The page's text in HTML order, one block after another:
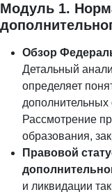
Модуль 1.
Обзор
Детальный
определяет
Рассмотрение
образования,
Правовой
и ликвидации